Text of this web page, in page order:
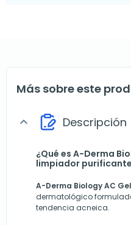
Más sobre este
expand_more Descripción
¿Qué es A-Derma
limpiador
A-Derma Biology AC
dermatológico
tendencia acneica.